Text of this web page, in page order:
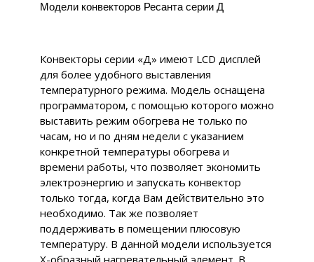
Модели конвекторов Ресанта серии Д
Конвекторы серии «Д» имеют LCD дисплей
для более удобного выставления
температурного режима. Модель оснащена
программатором, с помощью которого можно
выставить режим обогрева не только по
часам, но и по дням недели с указанием
конкретной температуры обогрева и
времени работы, что позволяет экономить
электроэнергию и запускать конвектор
только тогда, когда Вам действительно это
необходимо. Так же позволяет
поддерживать в помещении плюсовую
температуру. В данной модели используется